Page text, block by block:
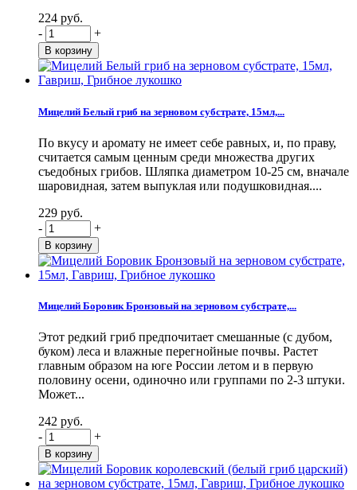
224 руб.
-
+
Мицелий Белый гриб на зерновом субстрате, 15мл,...
По вкусу и аромату не имеет себе равных, и, по праву,
считается самым ценным среди множества других
съедобных грибов. Шляпка диаметром 10-25 см, вначале
шаровидная, затем выпуклая или подушковидная....
229 руб.
-
+
Мицелий Боровик Бронзовый на зерновом субстрате,...
Этот редкий гриб предпочитает смешанные (с дубом,
буком) леса и влажные перегнойные почвы. Растет
главным образом на юге России летом и в первую
половину осени, одиночно или группами по 2-3 штуки.
Может...
242 руб.
-
+